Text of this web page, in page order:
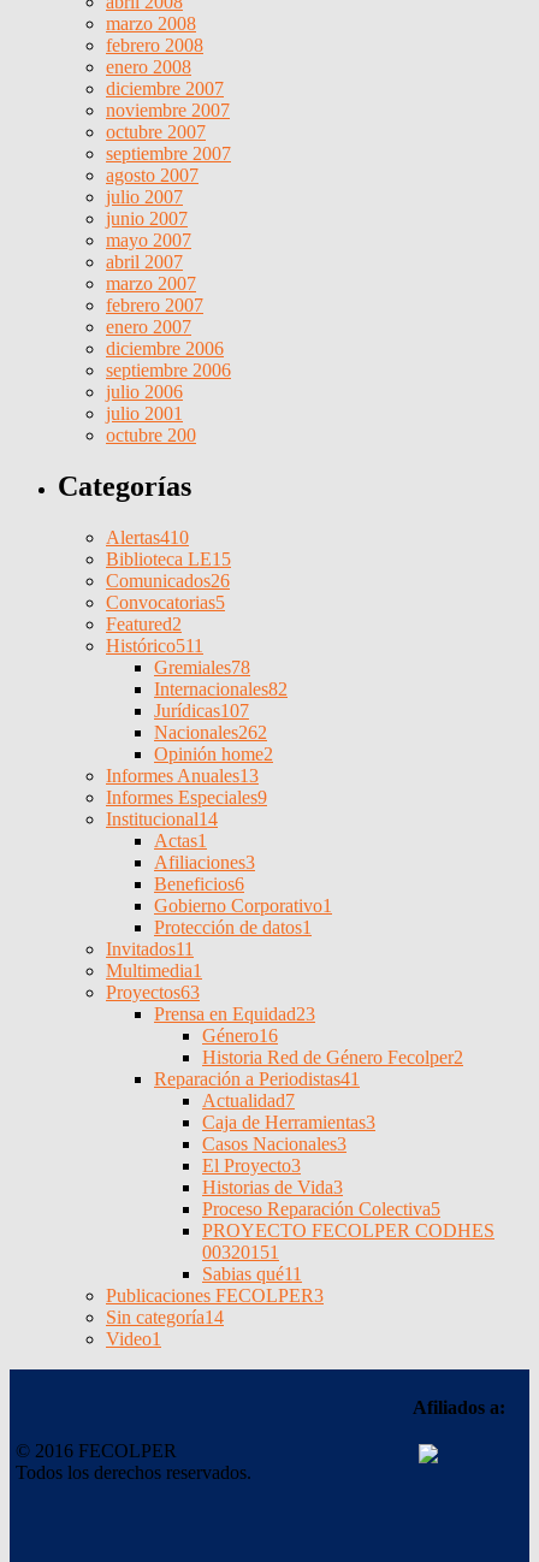
marzo 2008
febrero 2008
enero 2008
diciembre 2007
noviembre 2007
octubre 2007
septiembre 2007
agosto 2007
julio 2007
junio 2007
mayo 2007
abril 2007
marzo 2007
febrero 2007
enero 2007
diciembre 2006
septiembre 2006
julio 2006
julio 2001
octubre 200
Categorías
Alertas410
Biblioteca LE15
Comunicados26
Convocatorias5
Featured2
Histórico511
Gremiales78
Internacionales82
Jurídicas107
Nacionales262
Opinión home2
Informes Anuales13
Informes Especiales9
Institucional14
Actas1
Afiliaciones3
Beneficios6
Gobierno Corporativo1
Protección de datos1
Invitados11
Multimedia1
Proyectos63
Prensa en Equidad23
Género16
Historia Red de Género Fecolper2
Reparación a Periodistas41
Actualidad7
Caja de Herramientas3
Casos Nacionales3
El Proyecto3
Historias de Vida3
Proceso Reparación Colectiva5
PROYECTO FECOLPER CODHES
00320151
Sabias qué11
Publicaciones FECOLPER3
Sin categoría14
Video1
© 2016 FECOLPER
Todos los derechos reservados.
Afiliados a: